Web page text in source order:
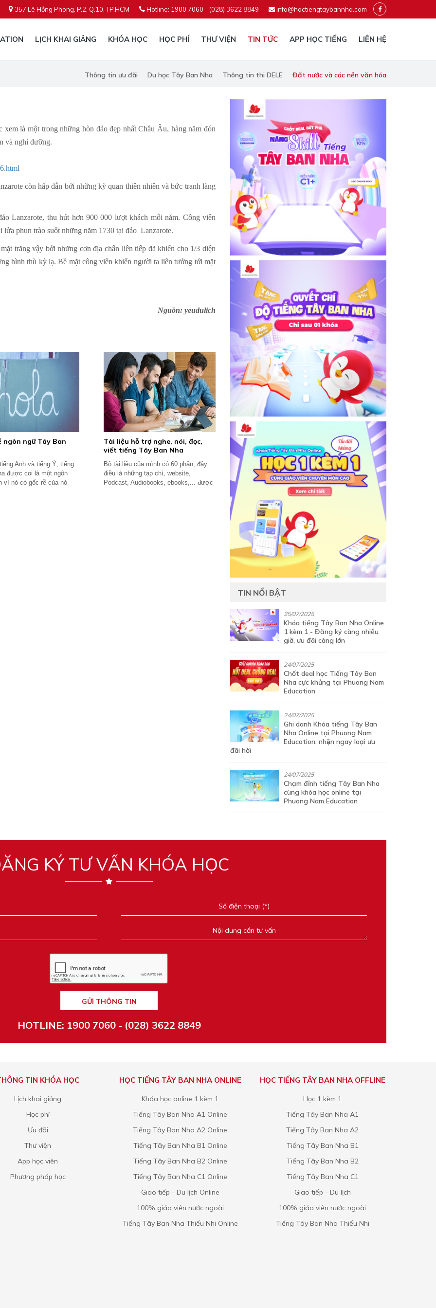
357 Lê Hồng Phong, P.2, Q.10, TP.HCM Hotline: 1900 7060 - (028) 3622 8849 info@hoctiengtaybannha.com
LỊCH KHAI GIẢNG KHÓA HỌC HỌC PHÍ THƯ VIỆN TIN TỨC APP HỌC TIẾNG LIÊN HỆ
Thông tin ưu đãi Du học Tây Ban Nha Thông tin thi DELE Đất nước và các nền văn hóa
là một trong những hòn đảo đẹp nhất Châu Âu, hàng năm đón
và nghỉ dưỡng.
còn hấp dẫn bởi những kỳ quan thiên nhiên và bức tranh làng
Lanzarote, thu hút hơn 900 000 lượt khách mỗi năm. Công viên
phun trào suốt những năm 1730 tại đảo Lanzarote.
trăng vậy bởi những cơn địa chấn liên tiếp đã khiến cho 1/3 diện
hình thù kỳ lạ. Bề mặt công viên khiến người ta liên tưởng tới mặt
Nguồn: yeudulich
ngôn ngữ Tây Ban
Anh và tiếng Ý, tiếng
được coi là một ngôn
vì nó có gốc rễ của nó
Tài liệu hỗ trợ nghe, nói, đọc,
viết tiếng Tây Ban Nha
Bộ tài liệu của mình có 60 phần, đây
điều là những tạp chí, website,
Podcast, Audiobooks, ebooks,... được
TIN NỔI BẬT
25/07/2025
Khóa tiếng Tây Ban Nha Online
1 kèm 1 - Đăng ký càng nhiều
giờ, ưu đãi càng lớn
24/07/2025
Chốt deal học Tiếng Tây Ban
Nha cực khủng tại Phuong Nam
Education
24/07/2025
Ghi danh Khóa tiếng Tây Ban
Nha Online tại Phuong Nam
Education, nhận ngay loại ưu
đãi hời
24/07/2025
Chạm đỉnh tiếng Tây Ban Nha
cùng khóa học online tại
Phuong Nam Education
KÝ TƯ VẤN KHÓA HỌC
GỬI THÔNG TIN
HOTLINE: 1900 7060 - (028) 3622 8849
TIN KHÓA HỌC
Lịch khai giảng
Học phí
Ưu đãi
Thư viện
App học viên
Phương pháp học
HỌC TIẾNG TÂY BAN NHA ONLINE
Khóa học online 1 kèm 1
Tiếng Tây Ban Nha A1 Online
Tiếng Tây Ban Nha A2 Online
Tiếng Tây Ban Nha B1 Online
Tiếng Tây Ban Nha B2 Online
Tiếng Tây Ban Nha C1 Online
Giao tiếp - Du lịch Online
100% giáo viên nước ngoài
Tiếng Tây Ban Nha Thiếu Nhi Online
HỌC TIẾNG TÂY BAN NHA OFFLINE
Học 1 kèm 1
Tiếng Tây Ban Nha A1
Tiếng Tây Ban Nha A2
Tiếng Tây Ban Nha B1
Tiếng Tây Ban Nha B2
Tiếng Tây Ban Nha C1
Giao tiếp - Du lịch
100% giáo viên nước ngoài
Tiếng Tây Ban Nha Thiếu Nhi